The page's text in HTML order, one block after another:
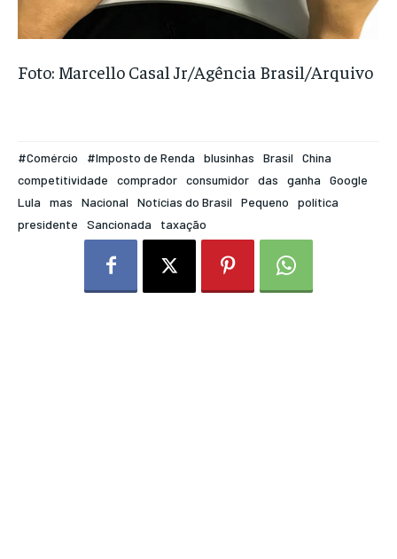
Foto: Marcello Casal Jr/Agência Brasil/Arquivo
#Comércio #Imposto de Renda blusinhas Brasil
China
competitividade
comprador consumidor das ganha
Google
Lula
mas Nacional Notícias do Brasil Pequeno
política
presidente
Sancionada taxação